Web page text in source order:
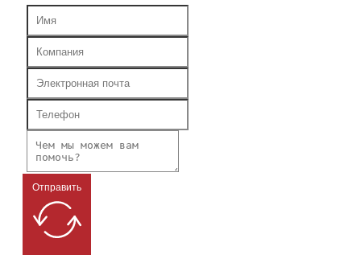
Отправить